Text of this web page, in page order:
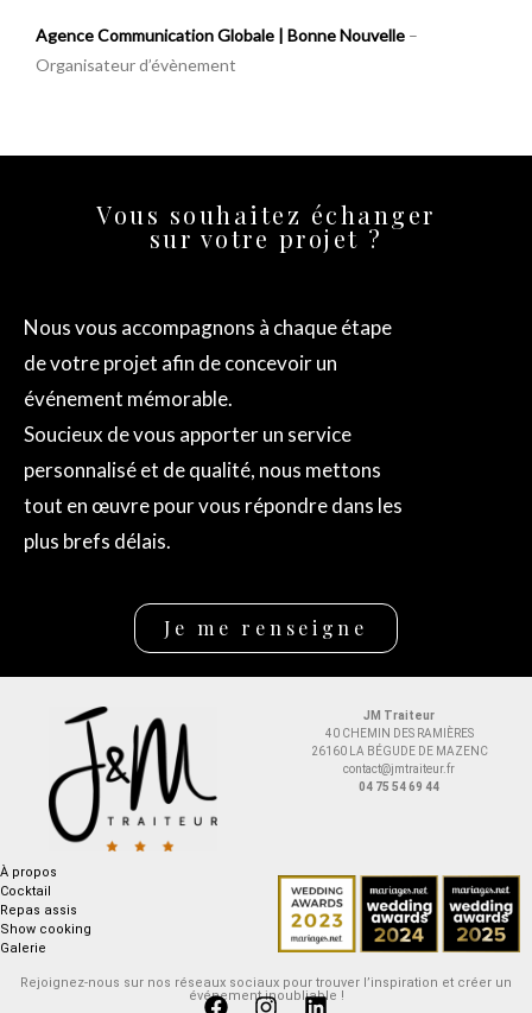
Agence Communication Globale | Bonne Nouvelle –
Organisateur d’évènement
Vous souhaitez échanger
sur votre projet ?
Nous vous accompagnons à chaque étape
de votre projet afin de concevoir un
événement mémorable.
Soucieux de vous apporter un service
personnalisé et de qualité, nous mettons
tout en œuvre pour vous répondre dans les
plus brefs délais.
Je me renseigne
JM Traiteur
40 CHEMIN DES RAMIÈRES
26160 LA BÉGUDE DE MAZENC
contact@jmtraiteur.fr
04 75 54 69 44
À propos
Cocktail
Repas assis
Show cooking
Galerie
Rejoignez-nous sur nos réseaux sociaux pour trouver l’inspiration et créer un
événement inoubliable !